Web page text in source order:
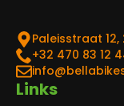
Paleisstraat 12,
‎+32 470 83 12
Links